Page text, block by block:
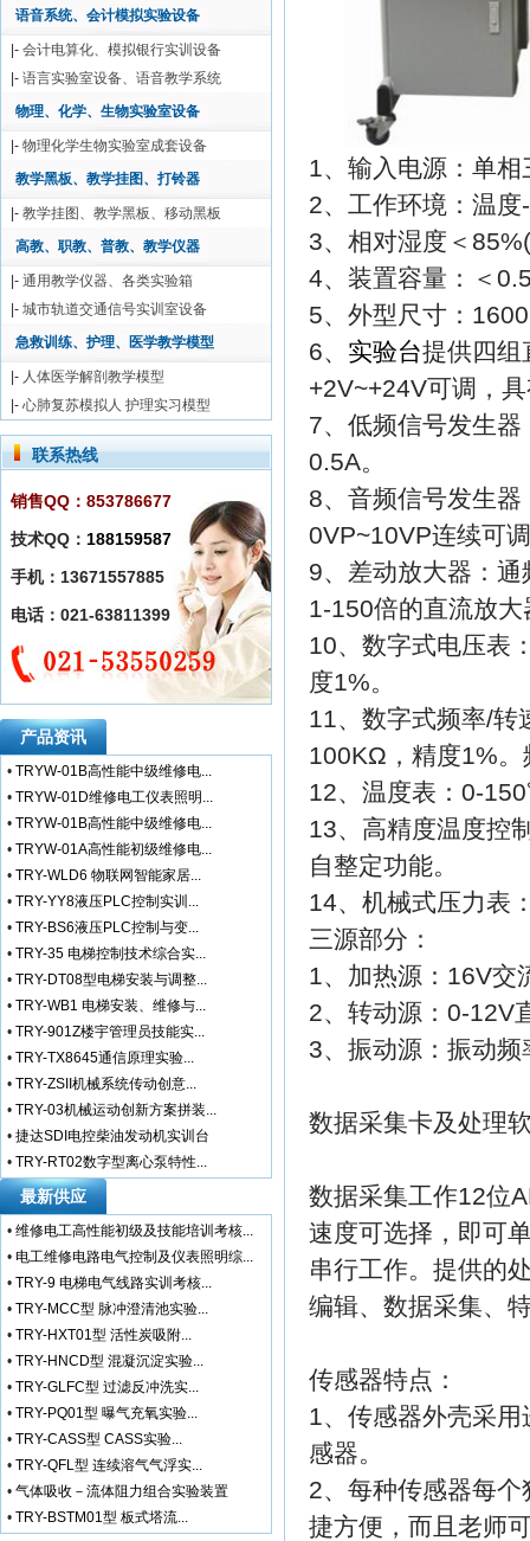
1、输入电源：单
2、工作环境：温
3、相对湿度＜
4、装置容量：＜
5、外型尺寸：
6、 实验台提供四组
+2V~+24V可调，
7、低频信号发生
0.5A。
8、音频信号发生
0VP~10VP连续可
9、差动放大器：
1-150倍的直流放大
10、数字式电压表
度1%。
11、数字式频率/转
100KΩ，精度1%。
12、温度表：0-
13、高精度温度控
自整定功能。
14、机械式压力表
三源部分：
1、加热源：16V交
2、转动源：0-12V
3、振动源：振动
数据采集卡及处理
数据采集工作12位
速度可选择，即可
串行工作。提供的
编辑、数据采集、
传感器特点：
1、传感器外壳采
感器。
2、每种传感器每
捷方便，而且老师
语音系统、会计模拟实验设备
|- 会计电算化、模拟银行实训设备
|- 语言实验室设备、语音教学系统
物理、化学、生物实验室设备
|- 物理化学生物实验室成套设备
教学黑板、教学挂图、打铃器
|- 教学挂图、教学黑板、移动黑板
高教、职教、普教、教学仪器
|- 通用教学仪器、各类实验箱
|- 城市轨道交通信号实训室设备
急救训练、护理、医学教学模型
|- 人体医学解剖教学模型
|- 心肺复苏模拟人 护理实习模型
联系热线
销售QQ：853786677
技术QQ： 188159587
手机：13671557885
电话：021-63811399
产品资讯
• TRYW-01B高性能中级维修电...
• TRYW-01D维修电工仪表照明...
• TRYW-01B高性能中级维修电...
• TRYW-01A高性能初级维修电...
• TRY-WLD6 物联网智能家居...
• TRY-YY8液压PLC控制实训...
• TRY-BS6液压PLC控制与变...
• TRY-35 电梯控制技术综合实...
• TRY-DT08型电梯安装与调整...
• TRY-WB1 电梯安装、维修与...
• TRY-901Z楼宇管理员技能实...
• TRY-TX8645通信原理实验...
• TRY-ZSII机械系统传动创意...
• TRY-03机械运动创新方案拼装...
• 捷达SDI电控柴油发动机实训台
• TRY-RT02数字型离心泵特性...
最新供应
• 维修电工高性能初级及技能培训考核...
• 电工维修电路电气控制及仪表照明综...
• TRY-9 电梯电气线路实训考核...
• TRY-MCC型 脉冲澄清池实验...
• TRY-HXT01型 活性炭吸附...
• TRY-HNCD型 混凝沉淀实验...
• TRY-GLFC型 过滤反冲洗实...
• TRY-PQ01型 曝气充氧实验...
• TRY-CASS型 CASS实验...
• TRY-QFL型 连续溶气气浮实...
• 气体吸收－流体阻力组合实验装置
• TRY-BSTM01型 板式塔流...